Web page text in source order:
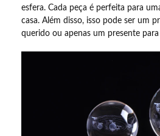
esfera. Cada peça é perfeita para
casa. Além disso, isso pode ser um
querido ou apenas um presente